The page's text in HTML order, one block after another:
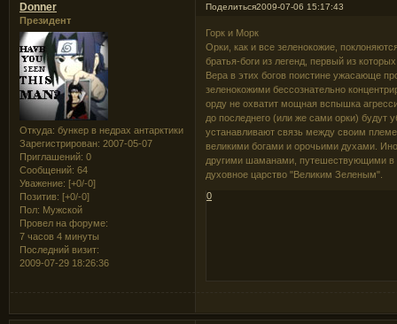
Поделиться2009-07-06 15:17:43
Donner
Президент
Откуда: бункер в недрах антарктики
Зарегистрирован: 2007-05-07
Приглашений: 0
Сообщений: 64
Уважение: [+0/-0]
Позитив: [+0/-0]
Пол: Мужской
Провел на форуме:
7 часов 4 минуты
Последний визит:
2009-07-29 18:26:36
Горк и Морк
Орки, как и все зеленокожие,
братья-боги из легенд, первый из
Вера в этих богов поистине ужасающе
зеленокожими бессознательно
орду не охватит мощная вспышка
до последнего (или же сами орки)
устанавливают связь между своим
великими богами и орочьими духами.
другими шаманами, путешествующими в
духовное царство "Великим Зеленым".
0